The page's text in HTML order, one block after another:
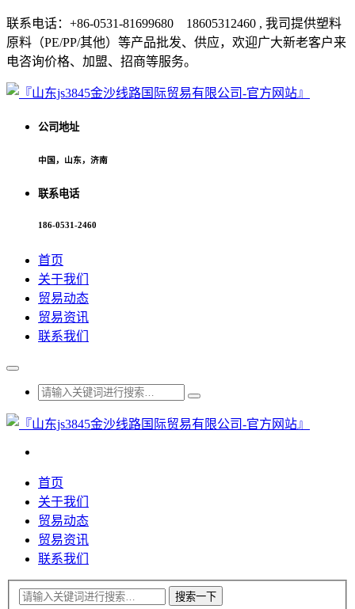
联系电话：+86-0531-81699680 18605312460 , 我司提供塑料
原料（PE/PP/其他）等产品批发、供应，欢迎广大新老客户来
电咨询价格、加盟、招商等服务。
公司地址
中国，山东，济南
联系电话
186-0531-2460
首页
关于我们
贸易动态
贸易资讯
联系我们
首页
关于我们
贸易动态
贸易资讯
联系我们